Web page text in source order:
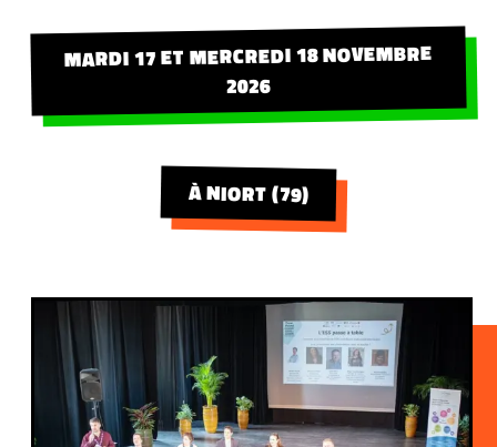
MARDI 17 ET MERCREDI 18 NOVEMBRE
2026
À NIORT (79)